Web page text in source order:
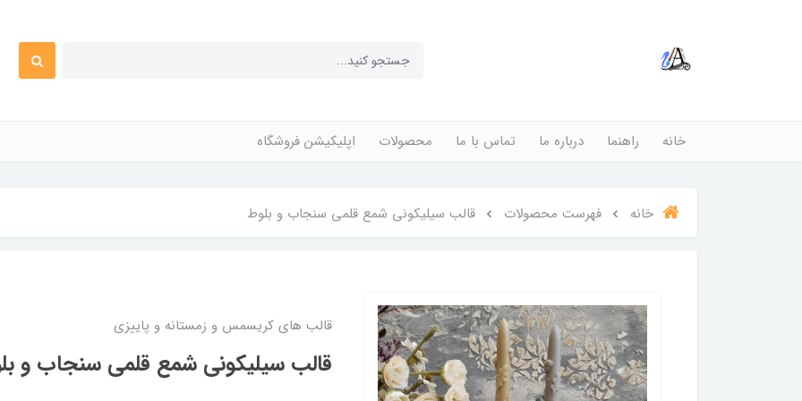
خانه راهنما درباره ما تماس با ما محصولات اپلیکیشن فروشگاه
خانه فهرست محصولات قالب سیلیکونی شمع قلمی سنجاب و بلوط
قالب های کریسمس و زمستانه و پاییزی
قالب سیلیکونی شمع قلمی سنجاب و